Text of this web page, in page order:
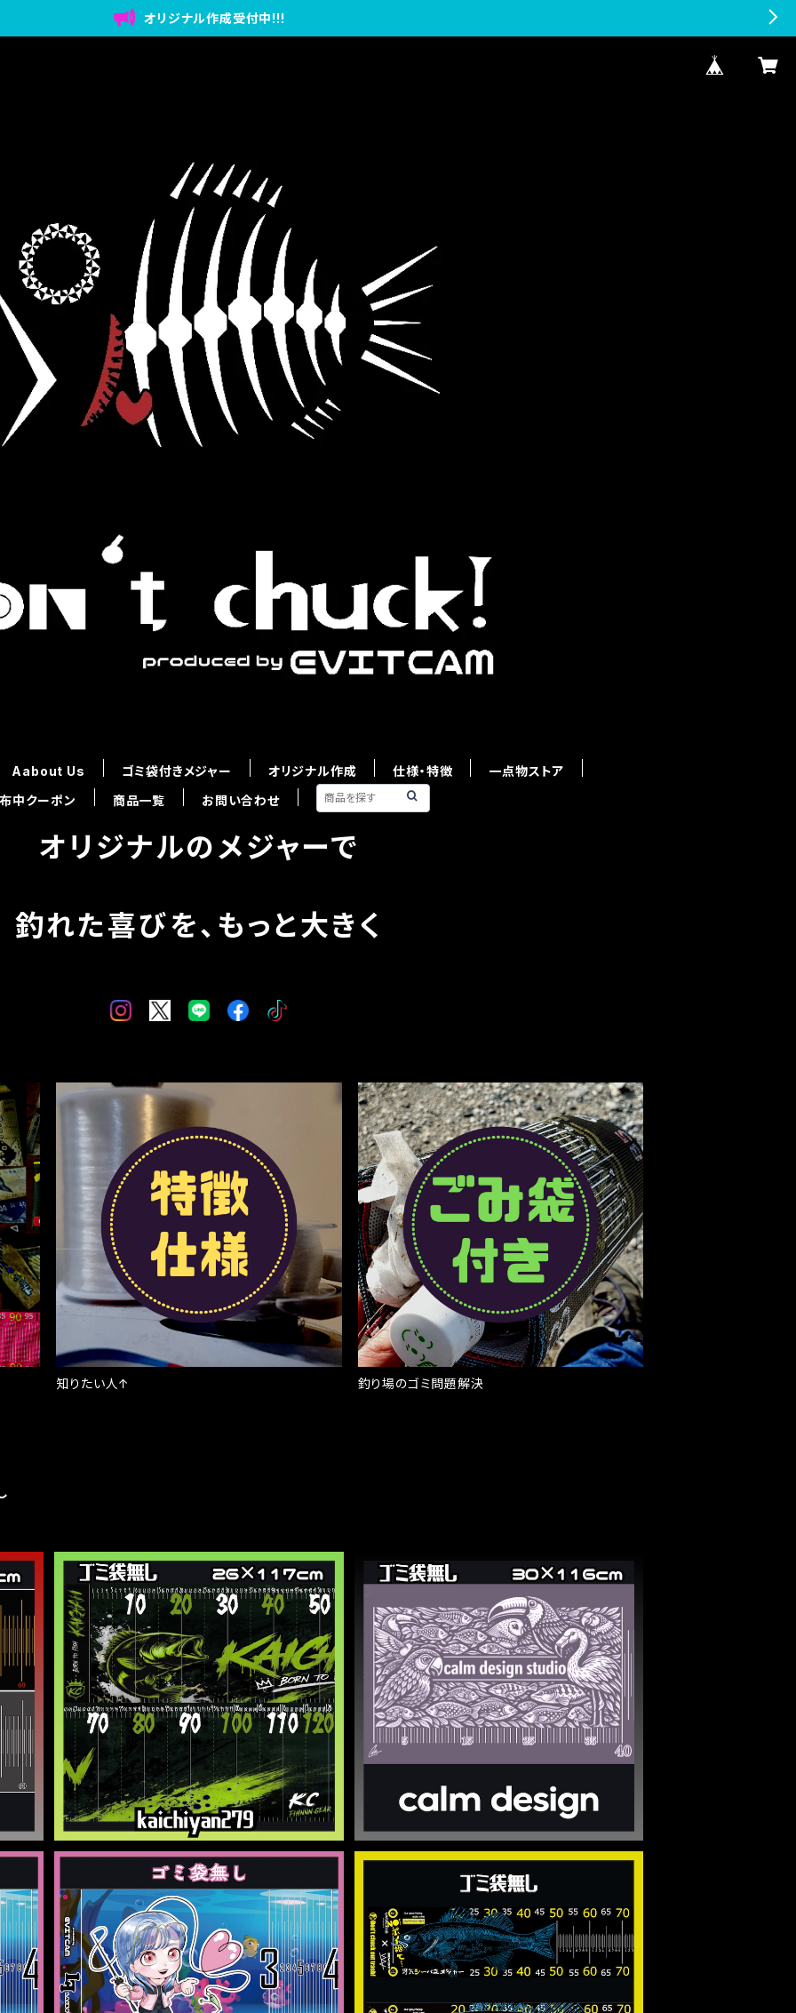
オリジナル作成受付中!!!
Aabout Us ゴミ袋付きメジャー オリジナル作成 仕様・特徴
一点物ストア
中クーポン
商品一覧 お問い合わせ
オリジナルのメジャーで
釣れた喜びを、もっと大きく
知りたい人↑ 釣り場のゴミ問題解決
かい（kaichiyan279）様 オリジナルメジャ
ー
¥3,500
calm design measure
¥5,000
SOLD OUT
期間限定 らい子オリジナルメジャー 早期
特典ミニメジャー付き【Laiko fishing chan
nel】
¥4,500
SOLD OUT
【男気シーバスメジャー】ANDMOREコラボ
商品【２種選択】